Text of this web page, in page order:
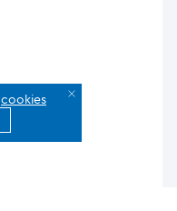
cookies